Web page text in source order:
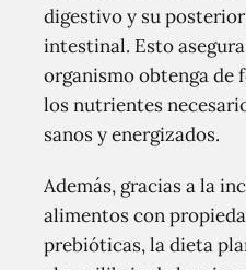
digestivo y su
intestinal. Esto
organismo obtenga
los nutrientes
sanos y energizados.
Además, gracias a la
alimentos con
prebióticas, la dieta